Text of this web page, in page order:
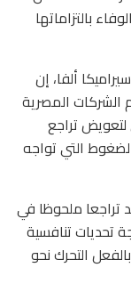
بالتزاماتها
ألفا، إن
الشركات المصرية
لتعويض تراجع
التي تواجه
تراجعا ملحوظا في
تحديات تنافسية
التحرك نحو